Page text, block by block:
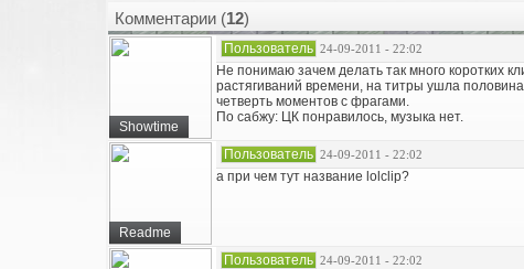
Комментарии (12)
Showtime
Пользователь 24-09-2011 - 22:02
Не понимаю зачем делать так много коротких
растягиваний времени, на титры ушла
четверть моментов с фрагами.
По сабжу: ЦК понравилось, музыка нет.
Readme
Пользователь 24-09-2011 - 22:02
а при чем тут название lolclip?
Пользователь 24-09-2011 - 22:02